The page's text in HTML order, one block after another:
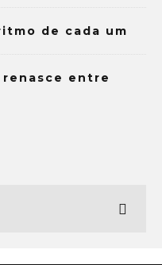
de cada um
renasce entre